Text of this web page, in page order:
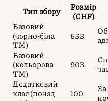
Тип збору
Розмір
(CHF)
Базовий
(чорно-біла
ТМ)
653
Базовий
(кольорова
ТМ)
903
Додатковий
клас (понад
100